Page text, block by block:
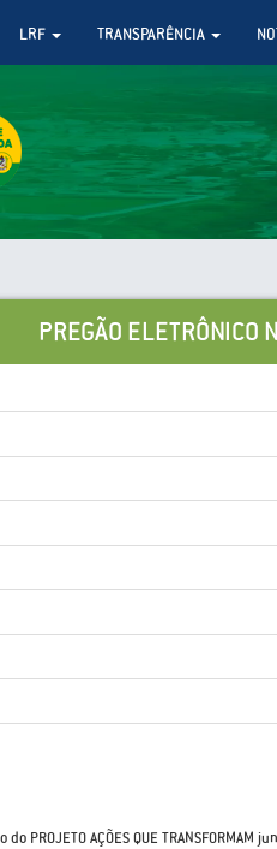
LRF TRANSPARÊNCIA
PREGÃO
AÇÕES QUE TRANSFORMAM